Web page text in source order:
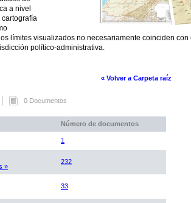
a nivel
límites visualizados no necesariamente coinciden
político-administrativa.
« Volver a Carpeta raíz
0 Documentos
Número de documentos
1
»
232
33